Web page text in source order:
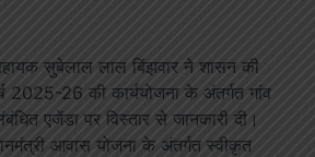
सुबेलाल लाल बिंझवार ने शासन की
2025-26 की कार्ययोजना के अंतर्गत गांव
एजेंडा पर विस्तार से जानकारी दी।
आवास योजना के अंतर्गत स्वीकृत